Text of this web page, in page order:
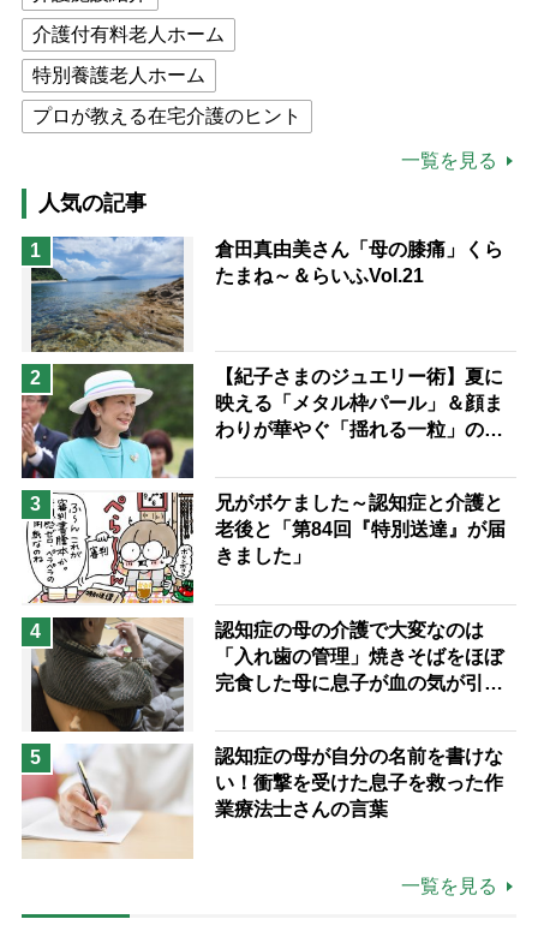
介護付有料老人ホーム
特別養護老人ホーム
プロが教える在宅介護のヒント
高木ブー
ケアマネジャー
猫が母になつきません
息子の遠距離介護サバイバル術
兄がボケました
予防法
一覧を見る
人気の記事
1
倉田真由美さん「母の膝痛」くら
たまね～＆らいふVol.21
2
【紀子さまのジュエリー術】夏に
映える「メタル枠パール」＆顔ま
わりが華やぐ「揺れる一粒」の使
3
兄がボケました～認知症と介護と
老後と「第84回『特別送達』が届
きました」
4
認知症の母の介護で大変なのは
「入れ歯の管理」焼きそばをほぼ
完食した母に息子が血の気が引い
5
認知症の母が自分の名前を書けな
い！衝撃を受けた息子を救った作
業療法士さんの言葉
一覧を見る